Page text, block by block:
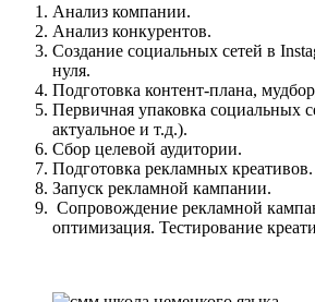
Анализ компании.
Анализ конкурентов.
Создание социальных сетей в
нуля.
Подготовка контент-плана,
Первичная упаковка социальных
актуальное и т.д.).
Сбор целевой аудитории.
Подготовка рекламных креативов.
Запуск рекламной кампании.
Сопровождение рекламной
оптимизация. Тестирование